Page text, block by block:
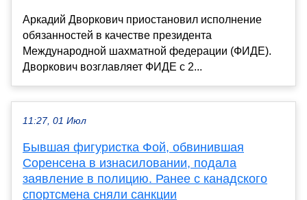
Аркадий Дворкович приостановил исполнение
обязанностей в качестве президента
Международной шахматной федерации (ФИДЕ).
Дворкович возглавляет ФИДЕ с 2...
11:27, 01 Июл
Бывшая фигуристка Фой, обвинившая
Соренсена в изнасиловании, подала
заявление в полицию. Ранее с канадского
спортсмена сняли санкции